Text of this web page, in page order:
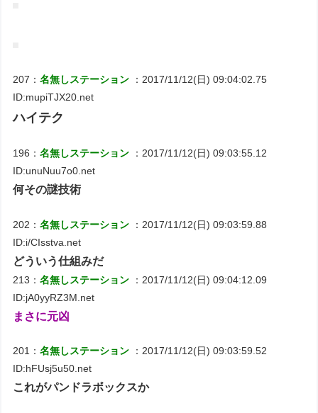
207：名無しステーション
：2017/11/12(日) 09:04:02.75
ID:mupiTJX20.net
ハイテク
196：名無しステーション
：2017/11/12(日) 09:03:55.12
ID:unuNuu7o0.net
何その謎技術
202：名無しステーション
：2017/11/12(日) 09:03:59.88
ID:i/CIsstva.net
どういう仕組みだ
213：名無しステーション
：2017/11/12(日) 09:04:12.09
ID:jA0yyRZ3M.net
まさに元凶
201：名無しステーション
：2017/11/12(日) 09:03:59.52
ID:hFUsj5u50.net
これがパンドラボックスか